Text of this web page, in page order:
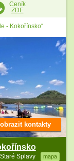
Ceník
ZDE
- Kokořínsko“
Staré Splavy mapa
kontakty